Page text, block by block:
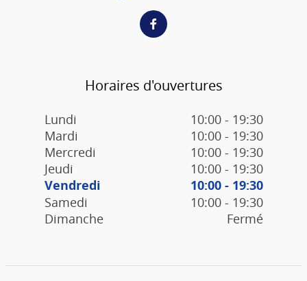
Horaires d'ouvertures
Lundi
10:00 - 19:30
Mardi
10:00 - 19:30
Mercredi
10:00 - 19:30
Jeudi
10:00 - 19:30
Vendredi 10:00 - 19:30
Samedi
10:00 - 19:30
Dimanche
Fermé